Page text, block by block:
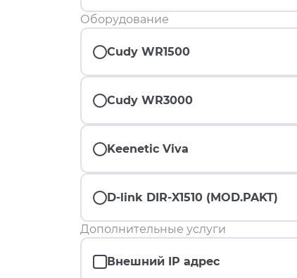
Оборудование
Cudy WR1500
Cudy WR3000
Keenetic Viva
D-link DIR-X1510 (MOD.PAKT)
Дополнительные услуги
Внешний IP адрес